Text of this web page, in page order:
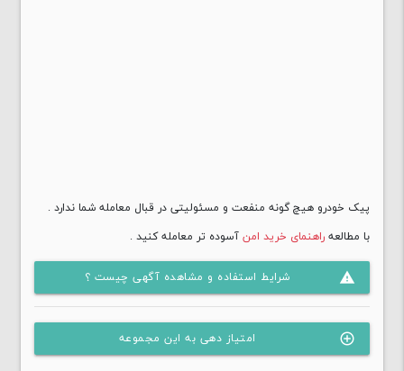
پیک خودرو هیچ گونه منفعت و مسئولیتی در قبال معامله شما ندارد .
با مطالعهراهنمای خرید امنآسوده تر معامله کنید .
warning شرایط استفاده و مشاهده آگهی چیست ؟
control_point امتیاز دهی به این مجموعه